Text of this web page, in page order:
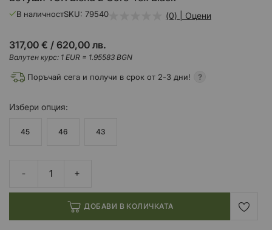
галерия
В наличностSKU 79540 (0) | Оцени
317,00 € / 620,00 лв.
Валутен курс: 1 EUR = 1.95583 BGN
Поръчай сега и получи в срок от 2-3 дни!
Избери опция
45 46 43
ДОБАВИ В КОЛИЧКАТА